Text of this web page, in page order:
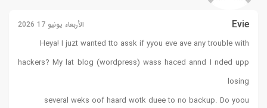
Evie الأربعاء يونيو 17 2026
Heya! I juzt wanted tto assk if yyou eve ave any trouble with
hackers? My lat blog (wordpress) wass haced annd I nded upp
losing
several weks oof haard wotk duee to no backup. Do yoou